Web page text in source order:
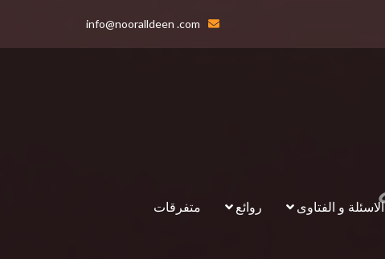
info@nooralldeen .com
الاسئلة و الفتاوى روائع متفرقات